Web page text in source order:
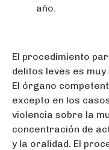
año.
El procedimiento
delitos leves es
El órgano
excepto en los
violencia sobre la
concentración de
y la oralidad. El